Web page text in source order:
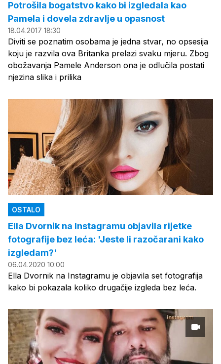
Potrošila bogatstvo kako bi izgledala kao
Pamela i dovela zdravlje u opasnost
18.04.2017 18:30
Diviti se poznatim osobama je jedna stvar, no opsesija
koju je razvila ova Britanka prelazi svaku mjeru. Zbog
obožavanja Pamele Anderson ona je odlučila postati
njezina slika i prilika
OSTALO
Ella Dvornik na Instagramu objavila rijetke
fotografije bez leća: 'Jeste li razočarani kako
izgledam?'
06.04.2020 10:00
Ella Dvornik na Instagramu je objavila set fotografija
kako bi pokazala koliko drugačije izgleda bez leća.